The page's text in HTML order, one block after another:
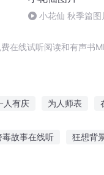
小花仙 秋季篇图
在线试听阅读和有声书
人有庆 为人师表
毒故事在线听 狂想背